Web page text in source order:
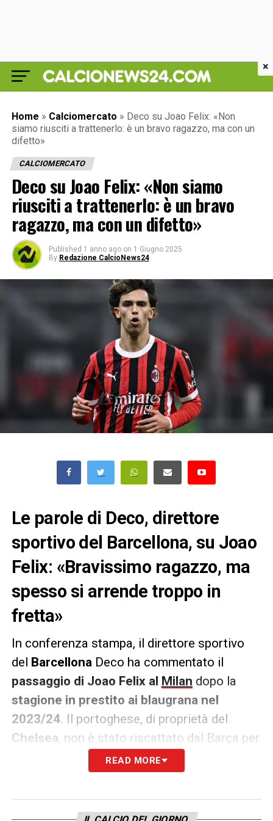
Home » Calciomercato » Deco su Joao Felix: «Non
siamo riusciti a trattenerlo: è un bravo ragazzo, ma con un
difetto»
CALCIOMERCATO
Deco su Joao Felix: «Non siamo
riusciti a trattenerlo: è un bravo
ragazzo, ma con un difetto»
Published 1 anno ago on 1 Giugno 2025
By Redazione CalcioNews24
Le parole di Deco, direttore
sportivo del Barcellona, su Joao
Felix: «Bravissimo ragazzo, ma
spesso si arrende troppo in
fretta»
In conferenza stampa, il direttore sportivo
del Barcellona Deco ha commentato il
passaggio di Joao Felix al Milan dopo la
stagione in prestito ai blaugrana nel
2023/24. Il portoghese, di proprietà del
Chelsea, non è stato riscattato dal Barça per
ragioni economichenonostante un’annata
positiva. Di seguito le sue parole sul
READ MORE
×